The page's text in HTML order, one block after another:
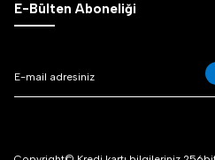
E-Bülten Aboneliği